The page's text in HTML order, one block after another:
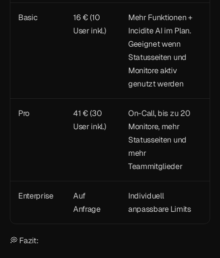
Basic
16 € (10
User inkl.)
Mehr Funktionen +
Incidite AI im Plan.
Geeignet wenn
Statusseiten und
Monitore aktiv
genutzt werden
Pro
41 € (30
User inkl.)
On-Call, bis zu 20
Monitore, mehr
Statusseiten und
mehr
Teammitglieder
Enterprise
Auf
Anfrage
Individuell
anpassbare Limits
💭 Fazit: